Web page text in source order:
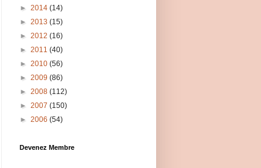
► 2014 (14)
► 2013 (15)
► 2012 (16)
► 2011 (40)
► 2010 (56)
► 2009 (86)
► 2008 (112)
► 2007 (150)
► 2006 (54)
Devenez Membre